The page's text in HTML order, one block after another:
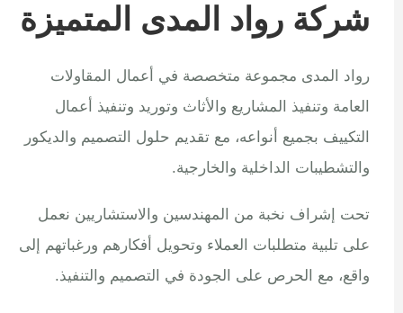
شركة رواد المدى المتميزة
رواد المدى مجموعة متخصصة في أعمال المقاولات
العامة وتنفيذ المشاريع والأثاث وتوريد وتنفيذ أعمال
التكييف بجميع أنواعه، مع تقديم حلول التصميم والديكور
والتشطيبات الداخلية والخارجية.
تحت إشراف نخبة من المهندسين والاستشاريين نعمل
على تلبية متطلبات العملاء وتحويل أفكارهم ورغباتهم إلى
واقع، مع الحرص على الجودة في التصميم والتنفيذ.